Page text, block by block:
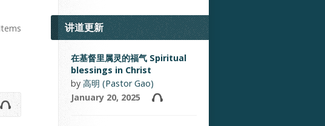
讲道更新
在基督里属灵的福气 Spiritual
blessings in Christ
by 高明 (Pastor Gao)
January 20, 2025